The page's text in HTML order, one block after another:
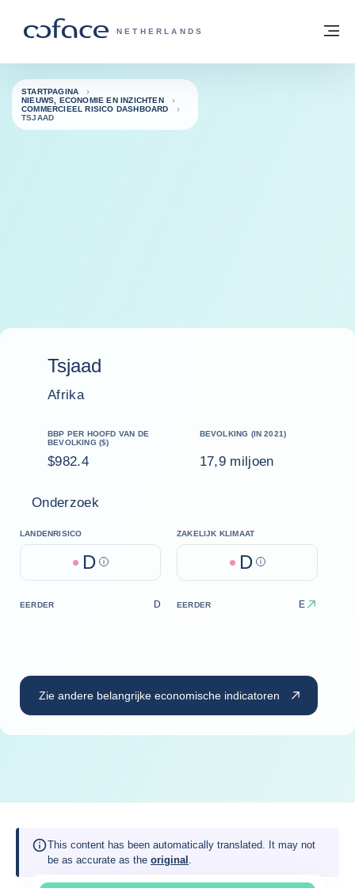
COFACE, FOR TRADE - GROEP
NETHERLANDS
Terug naar startpagina
STARTPAGINA
NIEUWS, ECONOMIE EN INZICHTEN
COMMERCIEEL RISICO DASHBOARD
TSJAAD
Tsjaad
Afrika
BBP PER HOOFD VAN DE
BEVOLKING ($)
$982.4
BEVOLKING (IN 2021)
17,9 miljoen
Onderzoek
LANDENRISICO
D Help
ZAKELIJK KLIMAAT
D Help
EERDER D EERDER E
Zie andere belangrijke economische indicatoren
This content has been automatically translated. It may not
be as accurate as the original .